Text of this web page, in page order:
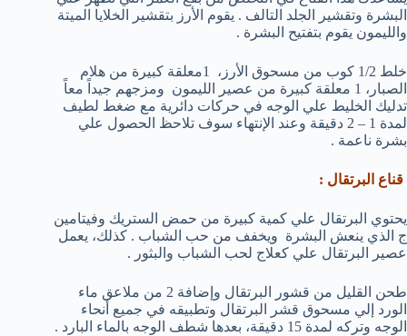
البشرة وتقشير الجلد التالف . يقوم الأرز بتقشير الخلايا الميتة
والليمون يقوم بتفتيح البشرة .
خلط 1/2 كوب من مسحوق الأرز، 1معلقة كبيرة من هلام
الصبار، 1 معلقة كبيرة من عصير الليمون ومزجهم جيداً معاً
تدليك الخليط علي الوجه في حركات دائرية مع ضغط لطيف
لمدة 1 – 2 دقيقة وعند الإنتهاء سوف تلاحظ الحصول علي
بشرة ناعمة .
قناع البرتقال :
يحتوي البرتقال علي كمية كبيرة من حمض الستريك وفيتامين
ج الذي ينعش البشرة ويخفف من حب الشباب . كذلك، يعمل
عصير البرتقال علي كعلاج لحب الشباب والبثور .
طحن القليل من قشور البرتقال وإضافة 2 من ملاعق ماء
الورد إلي مسحوق قشر البرتقال وتطبيقه في جميع أنحاء
الوجه وتركه لمدة 15 دقيقة، بعدها شطف الوجه بالماء البارد .